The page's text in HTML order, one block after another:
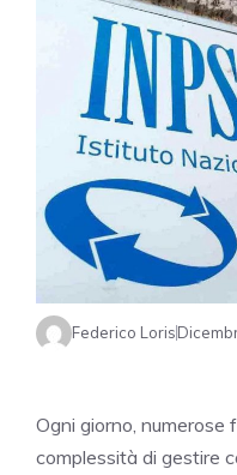
Federico Loris
Ogni giorno,
complessità di gestire